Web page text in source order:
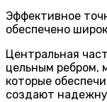
Эффективное
обеспечено
Центральная
цельным ребром,
которые
создают